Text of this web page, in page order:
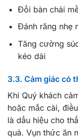
Đổi bàn chải
Đánh răng nhẹ
Tăng cường
kéo dài
3.3. Cảm giác có
Khi Quý khách
hoặc mắc cài,
là dấu hiệu cho
quả. Vụn thức ăn